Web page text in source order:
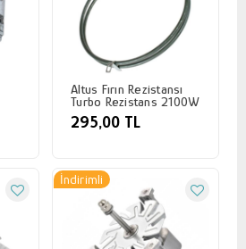
Altus Fırın Rezistansı
Turbo Rezistans 2100W
295,00 TL
İndirimli